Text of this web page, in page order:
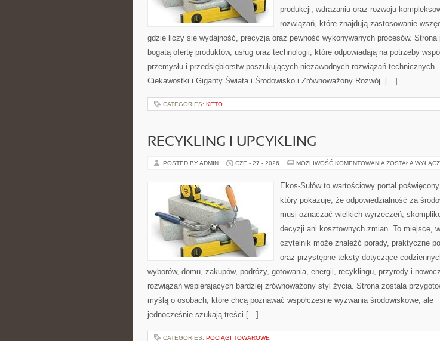
produkcji, wdrażaniu oraz rozwoju
rozwiązań, które znajdują zastosowanie
gdzie liczy się wydajność, precyzja oraz pewność wykonywanych procesów. Strona
bogatą ofertę produktów, usług oraz technologii, które odpowiadają na potrzeby
przemysłu i przedsiębiorstw poszukujących niezawodnych rozwiązań technicznych.
Ciekawostki i Giganty Świata i Środowisko i Zrównoważony Rozwój. […]
CATEGORIES: KETO
RECYKLING I UPCYKLING
POSTED BY ADMIN CZE - 27 - 2026 MOŻLIWOŚĆ KOMENTOWANIA RECYKLING
ZOSTAŁA
Ekos-Sułów to wartościowy portal
który pokazuje, że odpowiedzialność za
musi oznaczać wielkich wyrzeczeń,
decyzji ani kosztownych zmian. To miejsce,
czytelnik może znaleźć porady, praktyczne
oraz przystępne teksty dotyczące
wyborów, domu, zakupów, podróży, gotowania, energii, recyklingu, przyrody i
rozwiązań wspierających bardziej zrównoważony styl życia. Strona została
myślą o osobach, które chcą poznawać współczesne wyzwania środowiskowe, ale
jednocześnie szukają treści […]
CATEGORIES: POCIĄGI TOWAROWE